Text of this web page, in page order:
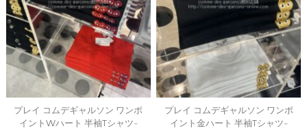
プレイ コムデギャルソン ワンポ
イントWハート 半袖Tシャツ-
プレイ コムデギャルソン ワンポ
イント金ハート 半袖Tシャツ-